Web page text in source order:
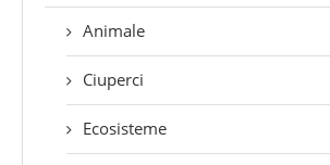
Animale
Ciuperci
Ecosisteme